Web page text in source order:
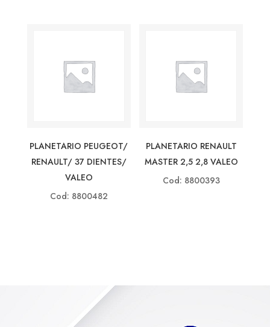
PLANETARIO PEUGEOT/
RENAULT/ 37 DIENTES/
VALEO
Cod: 8800482
PLANETARIO RENAULT
MASTER 2,5 2,8 VALEO
Cod: 8800393